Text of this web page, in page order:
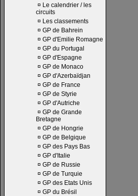
¤ Le calendrier / les
circuits
¤ Les classements
¤ GP de Bahrein
¤ GP d'Emilie Romagne
¤ GP du Portugal
¤ GP d'Espagne
¤ GP de Monaco
¤ GP d'Azerbaïdjan
¤ GP de France
¤ GP de Styrie
¤ GP d'Autriche
¤ GP de Grande
Bretagne
¤ GP de Hongrie
¤ GP de Belgique
¤ GP des Pays Bas
¤ GP d'Italie
¤ GP de Russie
¤ GP de Turquie
¤ GP des Etats Unis
¤ GP du Brésil